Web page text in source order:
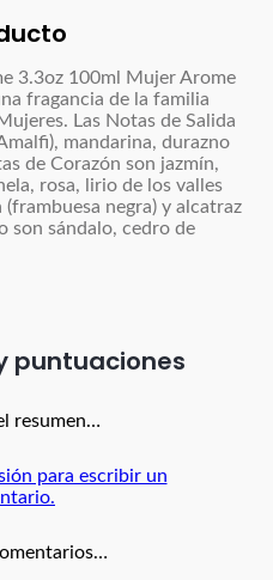
3.3oz 100ml Mujer Arome
fragancia de la familia
Las Notas de Salida
mandarina, durazno
de Corazón son jazmín,
rosa, lirio de los valles
negra) y alcatraz
son sándalo, cedro de
resumen…
para escribir un